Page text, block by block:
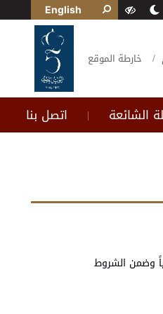
English
خارطة الموقع
الشائعة | اتصل بنا
وضمن الشروط